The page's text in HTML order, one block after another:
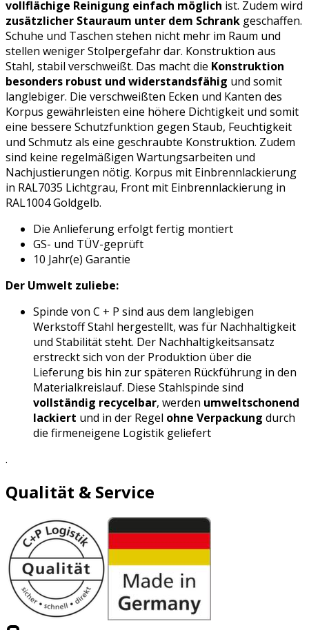
vollflächige Reinigung einfach möglich ist. Zudem wird
zusätzlicher Stauraum unter dem Schrank geschaffen.
Schuhe und Taschen stehen nicht mehr im Raum und
stellen weniger Stolpergefahr dar. Konstruktion aus
Stahl, stabil verschweißt. Das macht die Konstruktion
besonders robust und widerstandsfähig und somit
langlebiger. Die verschweißten Ecken und Kanten des
Korpus gewährleisten eine höhere Dichtigkeit und somit
eine bessere Schutzfunktion gegen Staub, Feuchtigkeit
und Schmutz als eine geschraubte Konstruktion. Zudem
sind keine regelmäßigen Wartungsarbeiten und
Nachjustierungen nötig. Korpus mit Einbrennlackierung
in RAL7035 Lichtgrau, Front mit Einbrennlackierung in
RAL1004 Goldgelb.
Die Anlieferung erfolgt fertig montiert
GS- und TÜV-geprüft
10 Jahr(e) Garantie
Der Umwelt zuliebe:
Spinde von C + P sind aus dem langlebigen
Werkstoff Stahl hergestellt, was für Nachhaltigkeit
und Stabilität steht. Der Nachhaltigkeitsansatz
erstreckt sich von der Produktion über die
Lieferung bis hin zur späteren Rückführung in den
Materialkreislauf. Diese Stahlspinde sind
vollständig recycelbar, werden umweltschonend
lackiert und in der Regel ohne Verpackung durch
die firmeneigene Logistik geliefert
.
Qualität & Service